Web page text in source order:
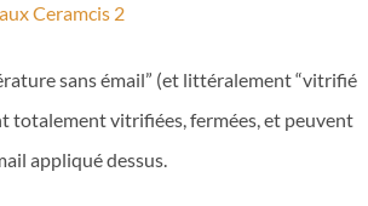
sans émail” (et littéralement “vitrifié
totalement vitrifiées, fermées, et peuvent
appliqué dessus.